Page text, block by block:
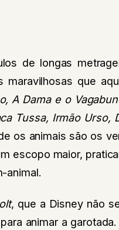
de longas
maravilhosas que
A Dama e o
Tussa, Irmão Urso,
os animais são os
escopo maior,
animal.
, que a Disney não
animar a